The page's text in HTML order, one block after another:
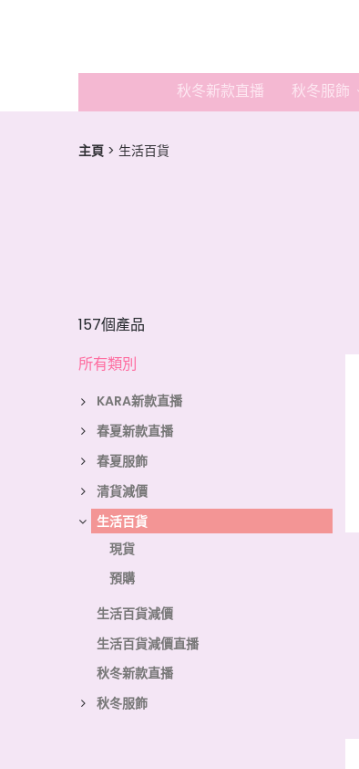
秋冬新款直播 秋冬服飾
主頁 生活百貨
157個產品
所有類別
KARA新款直播
春夏新款直播
春夏服飾
清貨減價
生活百貨
現貨
預購
生活百貨減價
生活百貨減價直播
秋冬新款直播
秋冬服飾